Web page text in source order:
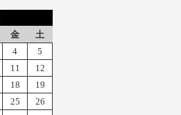
金
土
4
5
11
12
18
19
25
26